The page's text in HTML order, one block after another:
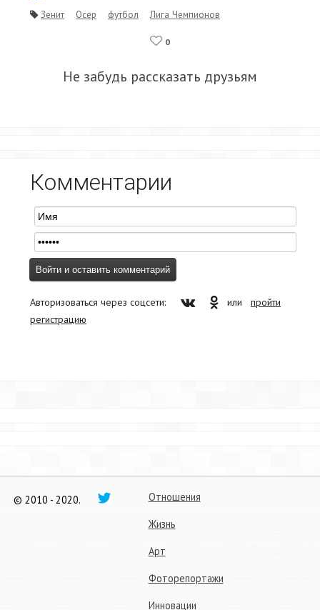
Зенит Осер футбол Лига Чемпионов
0
Не забудь рассказать друзьям
Комментарии
Авторизоваться через соцсети: или пройти
регистрацию
© 2010 - 2020.
Отношения
Жизнь
Арт
Фоторепортажи
Инновации